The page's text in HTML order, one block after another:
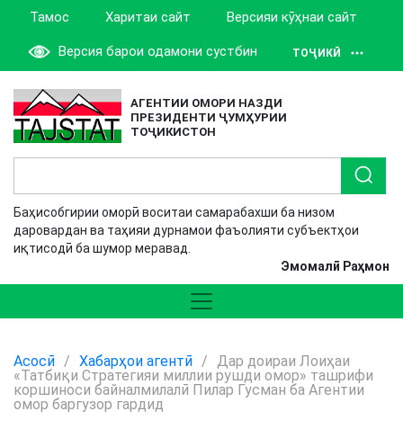
Тамос Харитаи сайт Версияи кӯҳнаи сайт
Версия барои одамони сустбин ТОҶИКӢ
АГЕНТИИ ОМОРИ НАЗДИ
ПРЕЗИДЕНТИ ҶУМҲУРИИ
ТОҶИКИСТОН
Баҳисобгирии оморӣ воситаи самарабахши ба низом
даровардан ва таҳияи дурнамои фаъолияти субъектҳои
иқтисодӣ ба шумор меравад.
Эмомалӣ Раҳмон
Асосӣ / Хабарҳои агентӣ / Дар доираи Лоиҳаи
«Татбиқи Стратегияи миллии рушди омор» ташрифи
коршиноси байналмилалӣ Пилар Гусман ба Агентии
омор баргузор гардид